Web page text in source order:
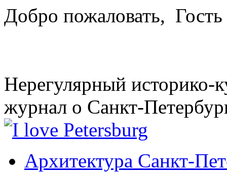
Добро пожаловать, Гость
Нерегулярный историко-
журнал о Санкт-
Архитектура Санкт-